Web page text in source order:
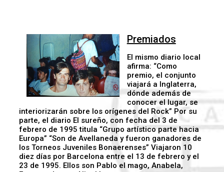
Premiados
El mismo diario local
afirma: “Como
premio, el conjunto
viajará a Inglaterra,
dónde además de
conocer el lugar, se
interiorizarán sobre los orígenes del Rock” Por su
parte, el diario El sureño, con fecha del 3 de
febrero de 1995 titula “Grupo artístico parte hacia
Europa” “Son de Avellaneda y fueron ganadores de
los Torneos Juveniles Bonaerenses” Viajaron 10
diez días por Barcelona entre el 13 de febrero y el
23 de 1995. Ellos son Pablo el mago, Anabela,